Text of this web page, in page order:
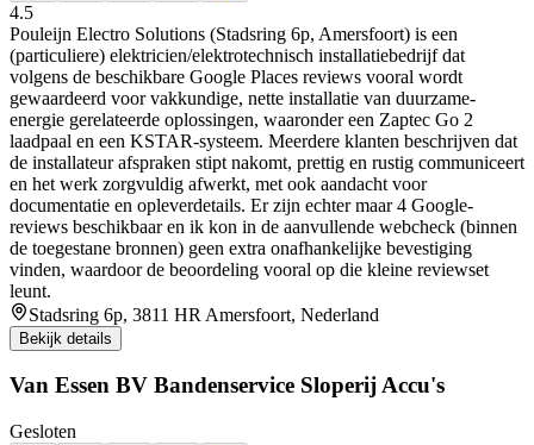
4.5
Pouleijn Electro Solutions (Stadsring 6p, Amersfoort) is een
(particuliere) elektricien/elektrotechnisch installatiebedrijf dat
volgens de beschikbare Google Places reviews vooral wordt
gewaardeerd voor vakkundige, nette installatie van duurzame-
energie gerelateerde oplossingen, waaronder een Zaptec Go 2
laadpaal en een KSTAR-systeem. Meerdere klanten beschrijven dat
de installateur afspraken stipt nakomt, prettig en rustig communiceert
en het werk zorgvuldig afwerkt, met ook aandacht voor
documentatie en opleverdetails. Er zijn echter maar 4 Google-
reviews beschikbaar en ik kon in de aanvullende webcheck (binnen
de toegestane bronnen) geen extra onafhankelijke bevestiging
vinden, waardoor de beoordeling vooral op die kleine reviewset
leunt.
Stadsring 6p, 3811 HR Amersfoort, Nederland
Bekijk details
Van Essen BV Bandenservice Sloperij Accu's
Gesloten